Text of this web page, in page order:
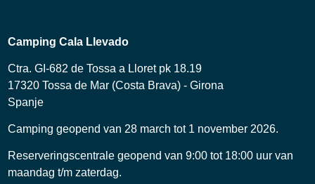
Camping Cala Llevado
Ctra. GI-682 de Tossa a Lloret pk 18.19
17320 Tossa de Mar (Costa Brava) - Girona
Spanje
Camping geopend van 28 march tot 1 november 2026.
Reserveringscentrale geopend van 9:00 tot 18:00 uur van
maandag t/m zaterdag.